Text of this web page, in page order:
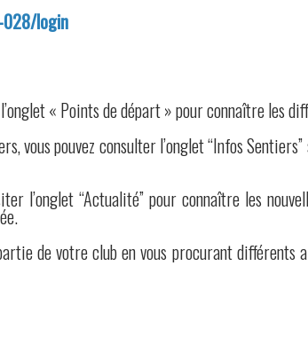
login
« Points de départ » pour connaître les
vous pouvez consulter l’onglet “Infos
l’onglet “Actualité” pour connaître les
de votre club en vous procurant différents